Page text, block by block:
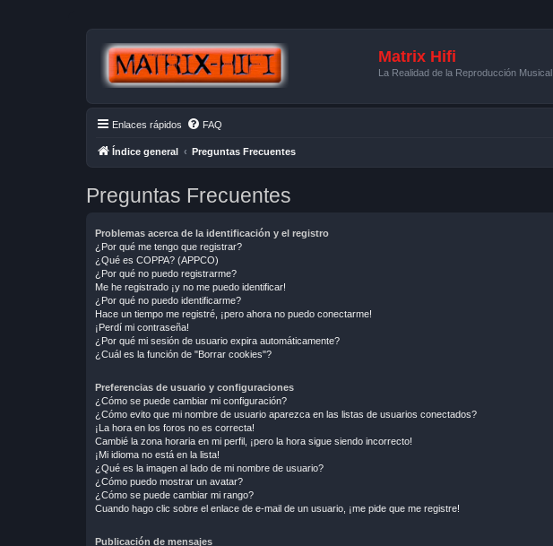
Matrix Hifi
La Realidad de la Reproducción Musical
Enlaces rápidos FAQ
Índice general Preguntas Frecuentes
Preguntas Frecuentes
Problemas acerca de la identificación y el registro
¿Por qué me tengo que registrar?
¿Qué es COPPA? (APPCO)
¿Por qué no puedo registrarme?
Me he registrado ¡y no me puedo identificar!
¿Por qué no puedo identificarme?
Hace un tiempo me registré, ¡pero ahora no puedo conectarme!
¡Perdí mi contraseña!
¿Por qué mi sesión de usuario expira automáticamente?
¿Cuál es la función de "Borrar cookies"?
Preferencias de usuario y configuraciones
¿Cómo se puede cambiar mi configuración?
¿Cómo evito que mi nombre de usuario aparezca en las listas de usuarios conectados?
¡La hora en los foros no es correcta!
Cambié la zona horaria en mi perfil, ¡pero la hora sigue siendo incorrecto!
¡Mi idioma no está en la lista!
¿Qué es la imagen al lado de mi nombre de usuario?
¿Cómo puedo mostrar un avatar?
¿Cómo se puede cambiar mi rango?
Cuando hago clic sobre el enlace de e-mail de un usuario, ¡me pide que me registre!
Publicación de mensajes